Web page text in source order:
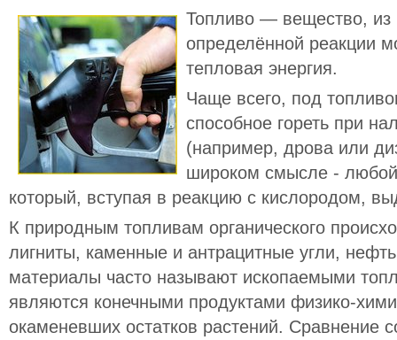
Топливо — вещество, из
определённой реакции
тепловая энергия.
Чаще всего, под
способное гореть при
(например, дрова или
широком смысле -
который, вступая в реакцию с кислородом,
К природным топливам органического
лигниты, каменные и антрацитные угли,
материалы часто называют ископаемыми
являются конечными продуктами физико-
окаменевших остатков растений. Сравнение